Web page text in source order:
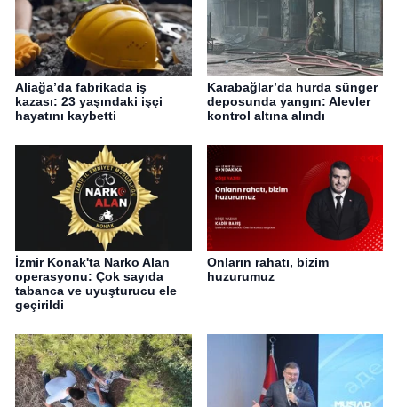
Aliağa’da fabrikada iş
kazası: 23 yaşındaki işçi
hayatını kaybetti
Karabağlar’da hurda sünger
deposunda yangın: Alevler
kontrol altına alındı
İzmir Konak'ta Narko Alan
operasyonu: Çok sayıda
tabanca ve uyuşturucu ele
geçirildi
Onların rahatı, bizim
huzurumuz